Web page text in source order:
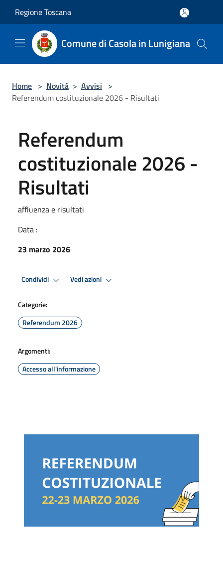
Regione Toscana
Comune di Casola in Lunigiana
Home > Novità > Avvisi >
Referendum costituzionale 2026 - Risultati
Referendum
costituzionale 2026 -
Risultati
affluenza e risultati
Data :
23 marzo 2026
Condividi Vedi azioni
Categorie:
Referendum 2026
Argomenti:
Accesso all'informazione